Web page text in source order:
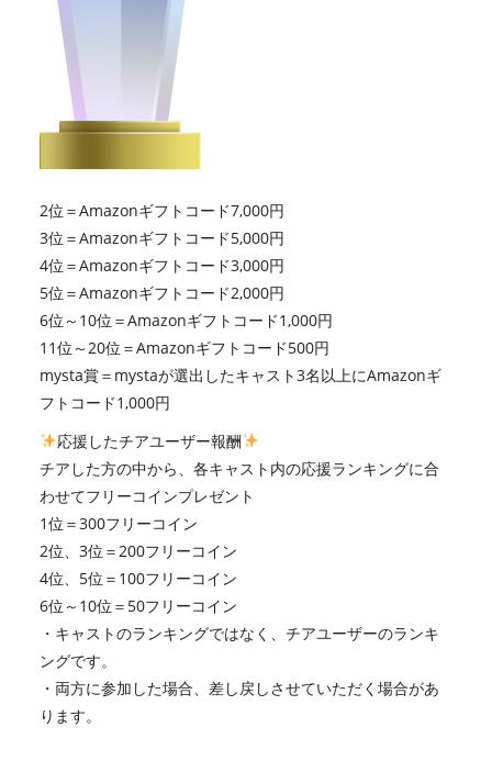
2位＝Amazonギフトコード7,000円
3位＝Amazonギフトコード5,000円
4位＝Amazonギフトコード3,000円
5位＝Amazonギフトコード2,000円
6位～10位＝Amazonギフトコード1,000円
11位～20位＝Amazonギフトコード500円
mysta賞＝mystaが選出したキャスト3名以上にAmazonギ
フトコード1,000円
応援したチアユーザー報酬
チアした方の中から、各キャスト内の応援ランキングに合
わせてフリーコインプレゼント
1位＝300フリーコイン
2位、3位＝200フリーコイン
4位、5位＝100フリーコイン
6位～10位＝50フリーコイン
・キャストのランキングではなく、チアユーザーのランキ
ングです。
・両方に参加した場合、差し戻しさせていただく場合があ
ります。